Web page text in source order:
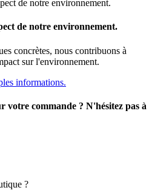
de notre environnement.
concrètes, nous contribuons à
sur l'environnement.
informations.
votre commande ? N'hésitez pas à
?